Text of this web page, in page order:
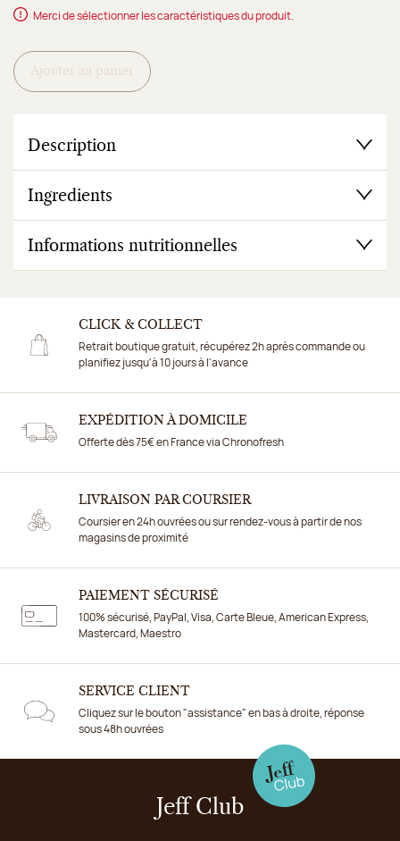
Merci de sélectionner les caractéristiques du produit.
Ajouter au panier
Description
Ingredients
Informations nutritionnelles
CLICK & COLLECT
Retrait boutique gratuit, récupérez 2h après commande ou
planifiez jusqu'à 10 jours à l'avance
EXPÉDITION À DOMICILE
Offerte dès 75€ en France via Chronofresh
LIVRAISON PAR COURSIER
Coursier en 24h ouvrées ou sur rendez-vous à partir de nos
magasins de proximité
PAIEMENT SÉCURISÉ
100% sécurisé, PayPal, Visa, Carte Bleue, American Express,
Mastercard, Maestro
SERVICE CLIENT
Cliquez sur le bouton "assistance" en bas à droite, réponse
sous 48h ouvrées
Jeff Club